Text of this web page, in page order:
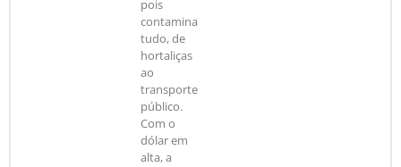
pois
contamina
tudo, de
hortaliças
ao
transporte
público.
Com o
dólar em
alta, a